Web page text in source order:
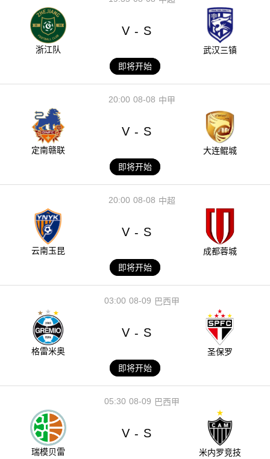
浙江队
V - S
武汉三镇
即将开始
08-08
20:00 中甲
定南赣联
V - S
大连鲲城
即将开始
08-08
20:00 中超
云南玉昆
V - S
成都蓉城
即将开始
08-09
03:00 巴西甲
格雷米奥
V - S
圣保罗
即将开始
08-09
05:30 巴西甲
瑞模贝雷
V - S
米内罗竞技